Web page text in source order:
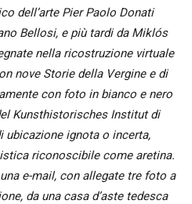
dell’arte Pier Paolo Donati
Bellosi, e più tardi da Miklós
nella ricostruzione virtuale
nove Storie della Vergine e di
con foto in bianco e nero
Kunsthistorisches Institut di
ubicazione ignota o incerta,
riconoscibile come aretina.
e-mail, con allegate tre foto a
da una casa d’aste tedesca